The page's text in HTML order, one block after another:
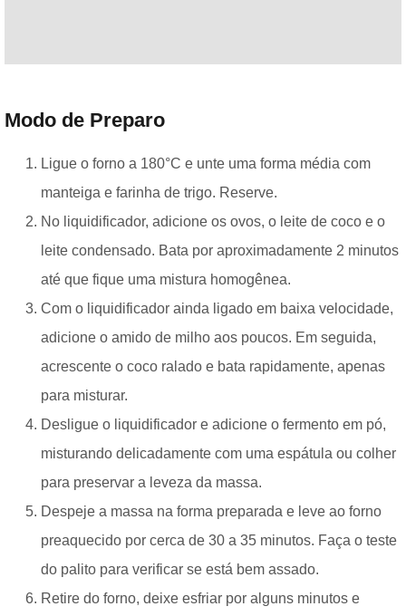
Modo de Preparo
Ligue o forno a 180°C e unte uma forma média com
manteiga e farinha de trigo. Reserve.
No liquidificador, adicione os ovos, o leite de coco e o
leite condensado. Bata por aproximadamente 2 minutos
até que fique uma mistura homogênea.
Com o liquidificador ainda ligado em baixa velocidade,
adicione o amido de milho aos poucos. Em seguida,
acrescente o coco ralado e bata rapidamente, apenas
para misturar.
Desligue o liquidificador e adicione o fermento em pó,
misturando delicadamente com uma espátula ou colher
para preservar a leveza da massa.
Despeje a massa na forma preparada e leve ao forno
preaquecido por cerca de 30 a 35 minutos. Faça o teste
do palito para verificar se está bem assado.
Retire do forno, deixe esfriar por alguns minutos e